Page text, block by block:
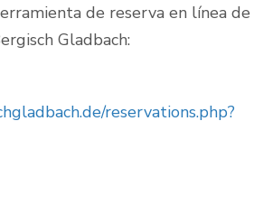
de reserva en línea de
Gladbach:
reservations.php?